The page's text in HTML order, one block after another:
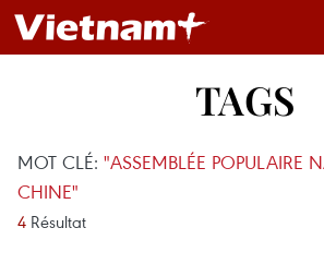
TAGS
MOT CLÉ: "ASSEMBLÉE POPULAIRE
CHINE"
4 Résultat